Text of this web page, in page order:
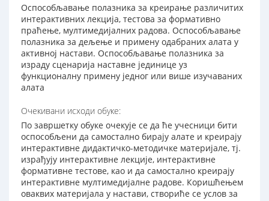
Оспособљавање полазника за креирање различитих
интерактивних лекција, тестова за формативно
праћење, мултимедијалних радова. Оспособљавање
полазника за дељење и примену одабраних алата у
активној настави. Оспособљавање полазника за
израду сценарија наставне јединице уз
функционалну примену једног или више изучаваних
алата
Очекивани исходи обуке:
По завршетку обуке очекује се да ћe учесници бити
оспособљени да самостално бирају алате и креирају
интерактивне дидактичко-методичке материјале, тј.
израђују интерактивне лекције, интерактивне
формативне тестове, као и да самостално креирају
интерактивне мултимедијалне радове. Коришћењем
оваквих материјала у настави, створиће се услов за